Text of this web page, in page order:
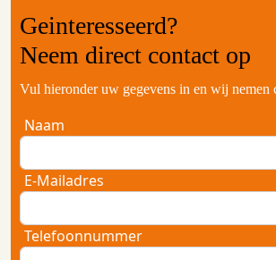
Geinteresseerd?
Neem direct contact op
Vul hieronder uw gegevens in en wij nemen
Naam
E-Mailadres
Telefoonnummer